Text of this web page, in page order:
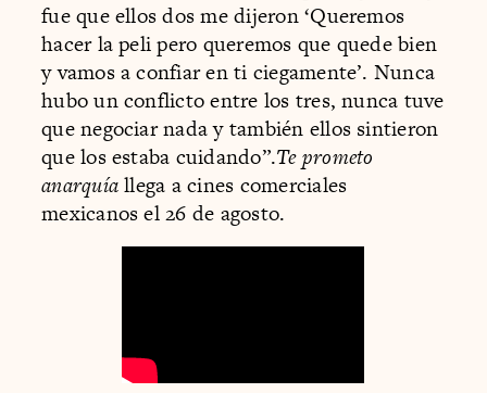
fue que ellos dos me dijeron ‘Queremos
hacer la peli pero queremos que quede bien
y vamos a confiar en ti ciegamente’. Nunca
hubo un conflicto entre los tres, nunca tuve
que negociar nada y también ellos sintieron
que los estaba cuidando”.Te prometo
anarquíallega a cines comerciales
mexicanos el 26 de agosto.